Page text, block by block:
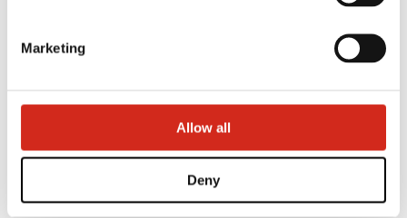
Marketing
Allow all
Deny
Gdzie kupić?
Znajdź wykonawcę
Najczęściej Zadawane Pytania (FAQ)